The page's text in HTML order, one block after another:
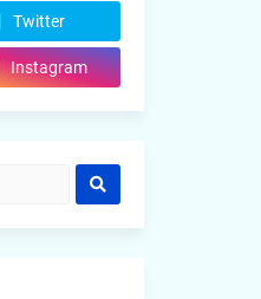
Twitter
Instagram